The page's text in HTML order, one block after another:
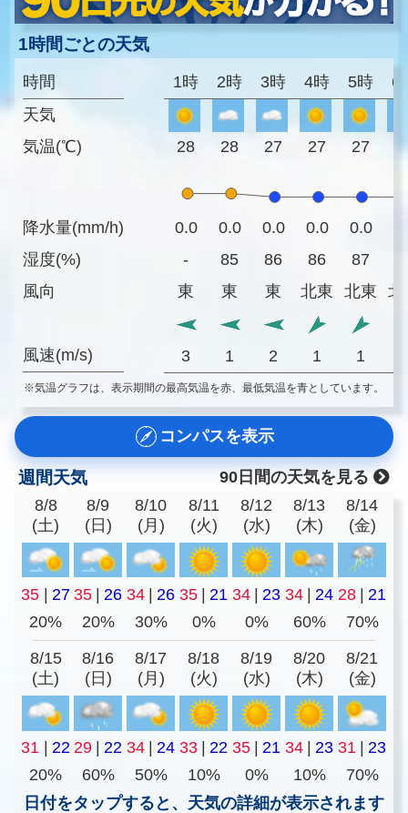
1時間ごとの天気
時間
天気
気温(℃)
降水量(mm/h)
湿度(%)
風向
風速(m/s)
1時 2時 3時 4時 5時 6
28 28 27 27 27
0.0 0.0 0.0 0.0 0.0
-
85 86 86 87
東
東 東 北東 北東 北
3 1 2 1 1
※気温グラフは、表示期間の最高気温を赤、最低気温を青としています。
コンパスを表示
週間天気
90日間の天気を見る
8/8
(土)
8/9
(日)
8/10
(月)
8/11
(火)
8/12
(水)
8/13
(木)
8/14
(金)
35 27 35 26 34 26 35 21 34 23 34 24 28
21
20%
20% 30% 0% 0% 60% 70%
8/15
(土)
8/16
(日)
8/17
(月)
8/18
(火)
8/19
(水)
8/20
(木)
8/21
(金)
31 22 29 22 34 24 33 22 35 21 34 23 31
23
20%
60% 50% 10% 0% 10%
70%
日付をタップすると、天気の詳細が表示されます